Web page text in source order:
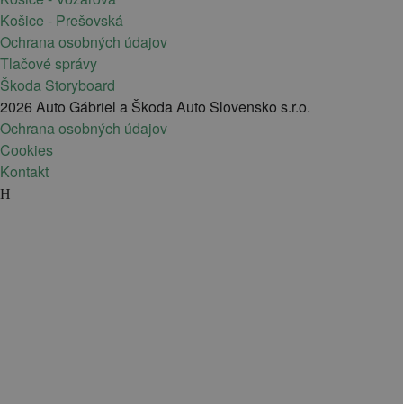
Košice - Prešovská
Ochrana osobných údajov
Tlačové správy
Škoda Storyboard
2026 Auto Gábriel a Škoda Auto Slovensko s.r.o.
Ochrana osobných údajov
Cookies
Kontakt